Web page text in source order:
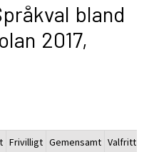
bland
2017,
Frivilligt Gemensamt Valfritt